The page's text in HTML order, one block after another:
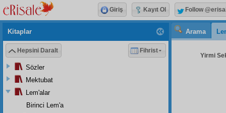
Arama
Yirmi
Kitaplar
Hepsini Daralt Fihrist
Sözler
Mektubat
Lem'alar
Birinci Lem'a
Giriş Kayıt Ol Follow